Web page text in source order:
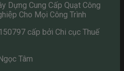
Dựng Cung Cấp Quạt Công
Cho Mọi Công Trình
cấp bởi Chi cục Thuế
Tâm